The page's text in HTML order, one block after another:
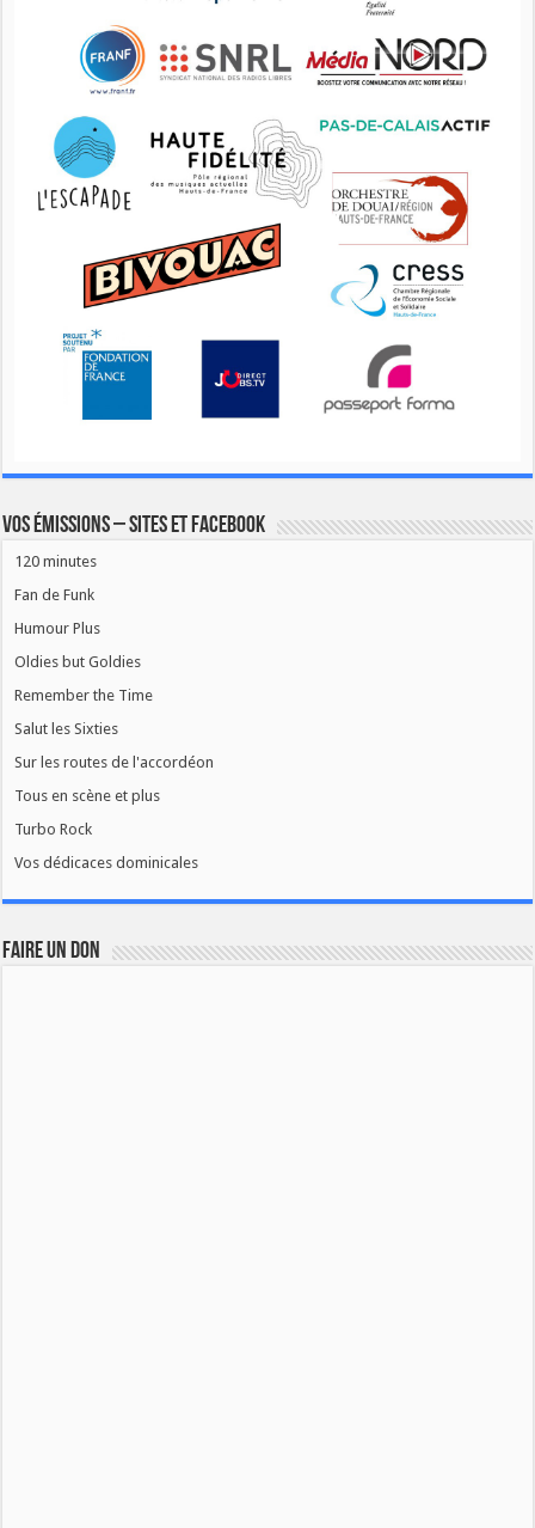
Vos émissions – Sites et Facebook
120 minutes
Fan de Funk
Humour Plus
Oldies but Goldies
Remember the Time
Salut les Sixties
Sur les routes de l'accordéon
Tous en scène et plus
Turbo Rock
Vos dédicaces dominicales
FAIRE UN DON